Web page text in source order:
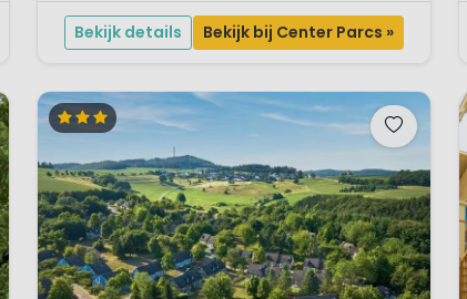
leven zich dan weer uit in het BALUBA...
Bekijk details Bekijk bij Center Parcs »